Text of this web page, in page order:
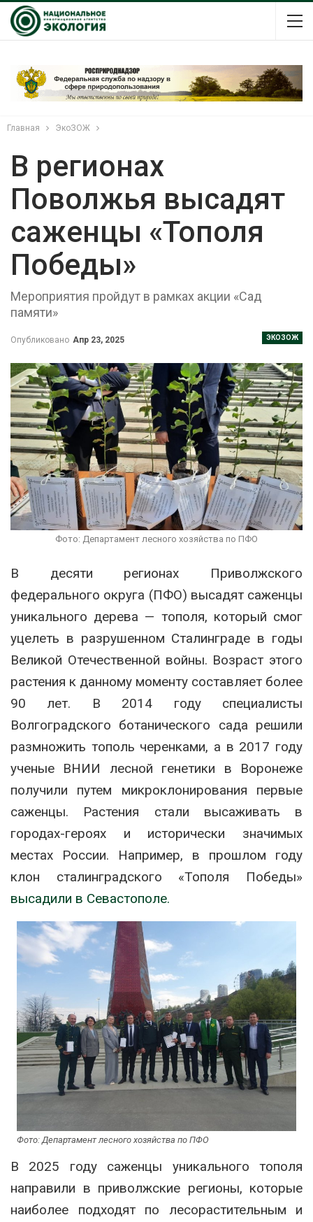
Главная ЭкоЗОЖ
В регионах
Поволжья высадят
саженцы «Тополя
Победы»
Мероприятия пройдут в рамках акции «Сад
памяти»
ЭКОЗОЖ
Опубликовано Апр 23, 2025
Фото: Департамент лесного хозяйства по ПФО
В десяти регионах Приволжского
федерального округа (ПФО) высадят саженцы
уникального дерева — тополя, который смог
уцелеть в разрушенном Сталинграде в годы
Великой Отечественной войны. Возраст этого
растения к данному моменту составляет более
90 лет. В 2014 году специалисты
Волгоградского ботанического сада решили
размножить тополь черенками, а в 2017 году
ученые ВНИИ лесной генетики в Воронеже
получили путем микроклонирования первые
саженцы. Растения стали высаживать в
городах-героях и исторически значимых
местах России. Например, в прошлом году
клон сталинградского «Тополя Победы»
высадили в Севастополе.
Фото: Департамент лесного хозяйства по ПФО
В 2025 году саженцы уникального тополя
направили в приволжские регионы, которые
наиболее подходят по лесорастительным и